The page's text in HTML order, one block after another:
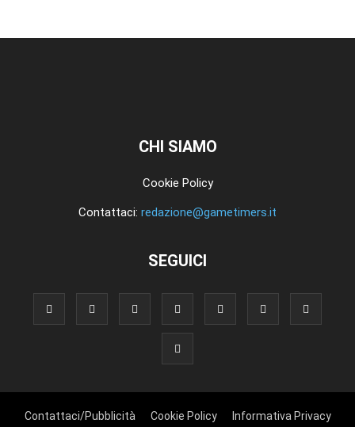
CHI SIAMO
Cookie Policy
Contattaci: redazione@gametimers.it
SEGUICI
Contattaci/Pubblicità Cookie Policy Informativa Privacy